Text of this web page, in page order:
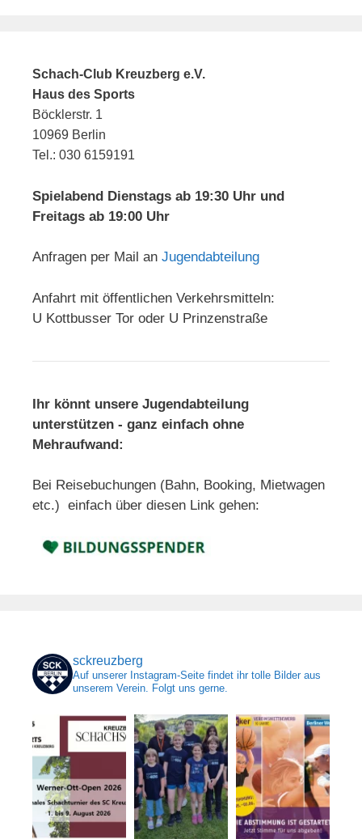
Schach-Club Kreuzberg e.V.
Haus des Sports
Böcklerstr. 1
10969 Berlin
Tel.: 030 6159191
Spielabend Dienstags ab 19:30 Uhr und
Freitags ab 19:00 Uhr
Anfragen per Mail an Jugendabteilung
Anfahrt mit öffentlichen Verkehrsmitteln:
U Kottbusser Tor oder U Prinzenstraße
Ihr könnt unsere Jugendabteilung
unterstützen - ganz einfach ohne
Mehraufwand:
Bei Reisebuchungen (Bahn, Booking, Mietwagen
etc.) einfach über diesen Link gehen:
sckreuzberg
Auf unserer Instagram-Seite findet ihr tolle Bilder aus
unserem Verein. Folgt uns gerne.